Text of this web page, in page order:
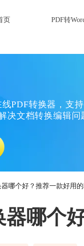
页 PDF转
PDF转换器，支
决文档转换编辑问
器哪个好？推荐一款好用
器哪个